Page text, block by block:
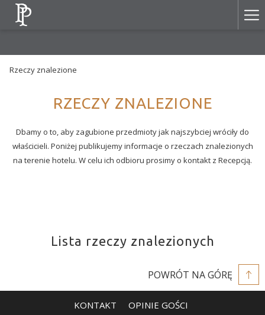
Rzeczy znalezione
RZECZY ZNALEZIONE
Dbamy o to, aby zagubione przedmioty jak najszybciej wróciły do
właścicieli. Poniżej publikujemy informacje o rzeczach znalezionych
na terenie hotelu. W celu ich odbioru prosimy o kontakt z Recepcją.
Lista rzeczy znalezionych
POWRÓT NA GÓRĘ
KONTAKT
OPINIE GOŚCI